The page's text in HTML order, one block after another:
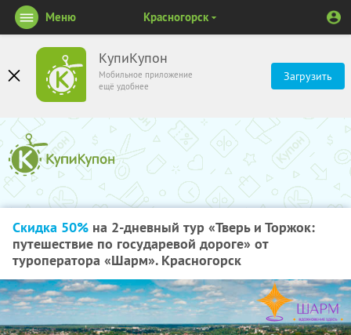
КупиКупон
Мобильное приложение
ещё удобнее
Загрузить
Меню Красногорск
Скидка 50% на 2-дневный тур «Тверь и Торжок:
путешествие по государевой дороге» от
туроператора «Шарм». Красногорск